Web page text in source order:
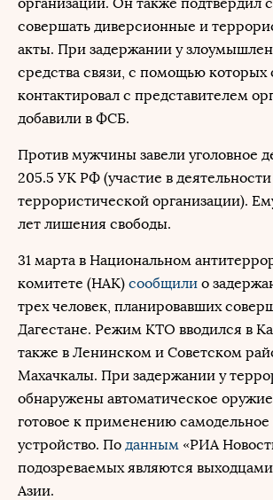
совершать диверсионные и
акты. При задержании у
средства связи, с помощью которых
контактировал с представителем
добавили в ФСБ.
Против мужчины завели уголовное
205.5 УК РФ (участие в деятельности
террористической организации).
лет лишения свободы.
31 марта в Национальном
комитете (НАК) сообщили о
трех человек, планировавших
Дагестане. Режим КТО вводился в
также в Ленинском и Советском
Махачкалы. При задержании у
обнаружены автоматическое
готовое к применению самодельное
устройство. По данным «РИА
подозреваемых являются
Азии.